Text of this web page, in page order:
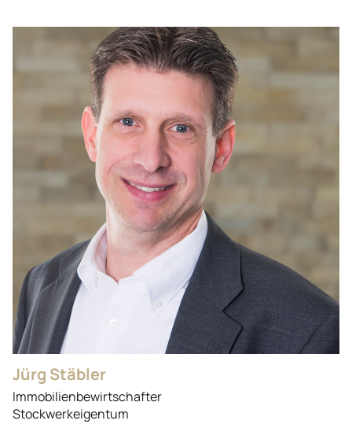
Jürg Stäbler
Immobilienbewirtschafter
Stockwerkeigentum